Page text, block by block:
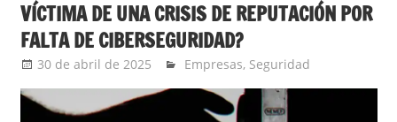
VÍCTIMA DE UNA CRISIS DE REPUTACIÓN POR
FALTA DE CIBERSEGURIDAD?
30 de abril de 2025 Ernesto Herrera
Empresas, Seguridad